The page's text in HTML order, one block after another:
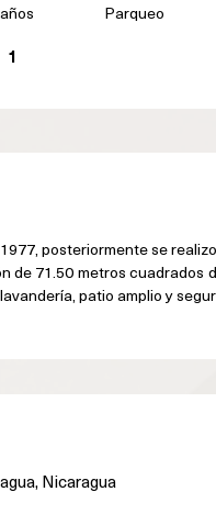
1
Parqueo
posteriormente se
de 71.50 metros cuadrados
patio amplio y
Nicaragua